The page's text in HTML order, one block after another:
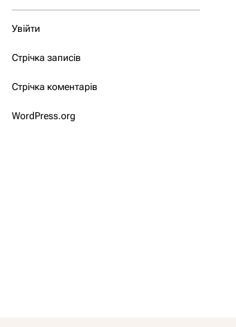
Увійти
Стрічка записів
Стрічка коментарів
WordPress.org